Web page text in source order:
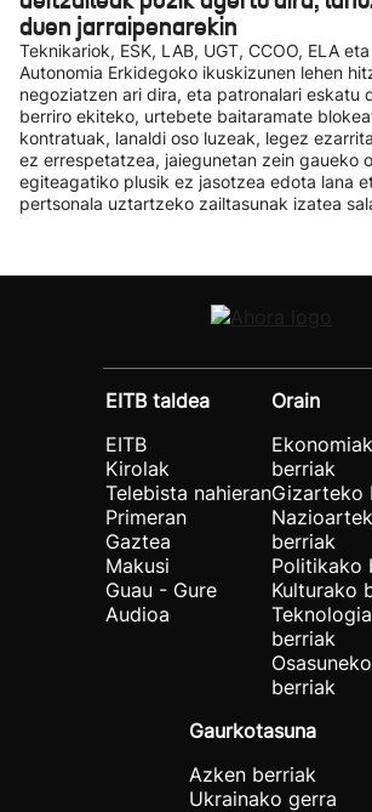
duen jarraipenarekin
Teknikariok, ESK, LAB, UGT, CCOO, ELA
Autonomia Erkidegoko ikuskizunen lehen
negoziatzen ari dira, eta patronalari eskatu
berriro ekiteko, urtebete baitaramate
kontratuak, lanaldi oso luzeak, legez
ez errespetatzea, jaiegunetan zein gaueko
egiteagatiko plusik ez jasotzea edota lana
pertsonala uztartzeko zailtasunak izatea
EITB taldea
EITB
Kirolak
Telebista nahieran
Primeran
Gaztea
Makusi
Guau - Gure
Audioa
Orain
berriak
Gizarteko
berriak
Politikako
Kulturako
berriak
Osasuneko
berriak
Gaurkotasuna
Azken berriak
Ukrainako gerra